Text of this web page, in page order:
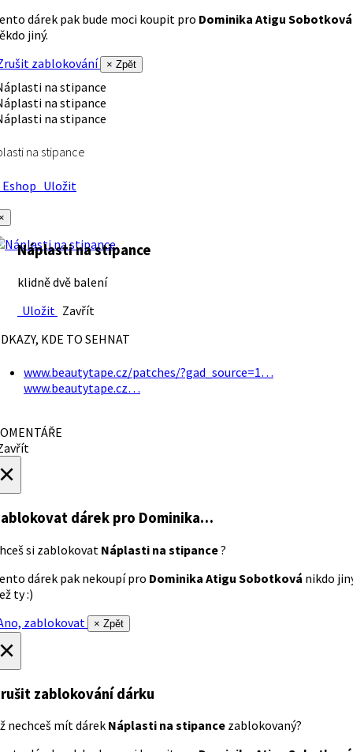
dárek pak bude moci koupit pro Dominika Atigu Sobotková
jiný.
zablokování
× Zpět
na stipance
Uložit
Náplasti na stipance
klidně dvě balení
Uložit Zavřít
KDE TO SEHNAT
www.beautytape.cz/patches/?gad_source=1…
www.beautytape.cz…
dárek pro Dominika…
si zablokovat Náplasti na stipance?
dárek pak nekoupí pro Dominika Atigu Sobotková nikdo
ty :)
zablokovat
× Zpět
zablokování dárku
nechceš mít dárek Náplasti na stipance zablokovaný?